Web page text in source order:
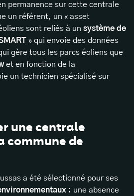
permanence sur cette centrale
un référent, un « asset
sont reliés à un système de
» qui envoie des données
gère tous les parcs éoliens que
et en fonction de la
un technicien spécialisé sur
une centrale
commune de
a été sélectionné pour ses
; une absence